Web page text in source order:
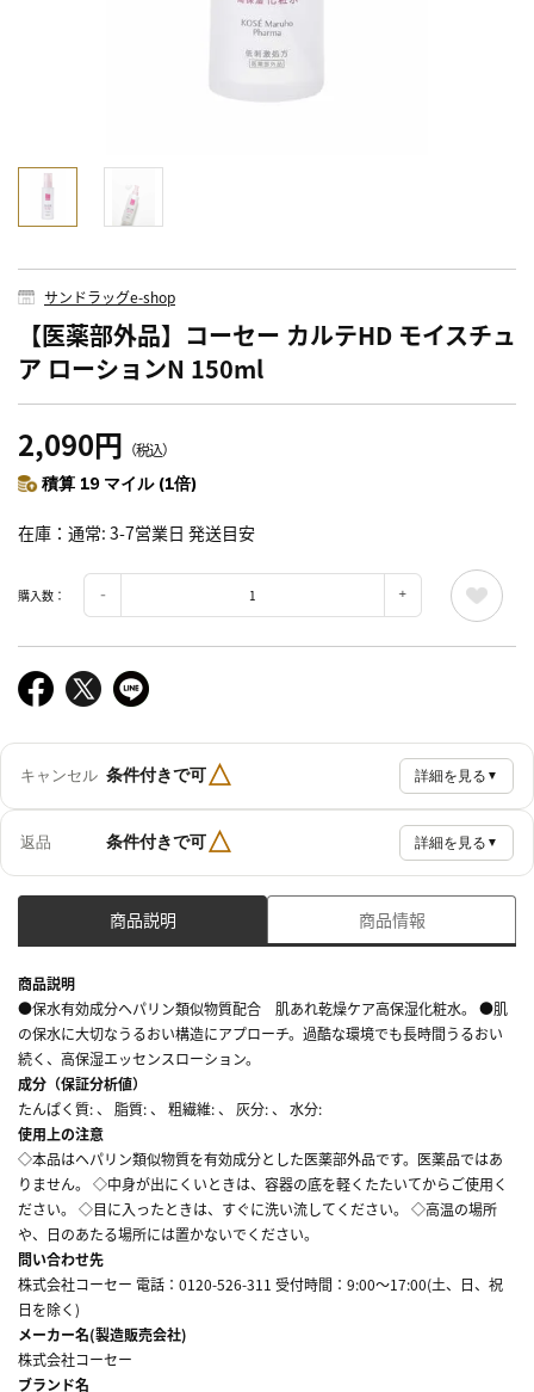
サンドラッグe-shop
【医薬部外品】コーセー カルテHD モイスチュ
ア ローションN 150ml
2,090円 （税込）
積算 19 マイル (1倍)
在庫 通常: 3-7営業日 発送目安
購入数：
キャンセル 条件付きで可△ 詳細を見る ▼
返品 条件付きで可△ 詳細を見る ▼
商品説明 商品情報
商品説明
●保水有効成分ヘパリン類似物質配合 肌あれ乾燥ケア高保湿化粧水。 ●肌
の保水に大切なうるおい構造にアプローチ。過酷な環境でも長時間うるおい
続く、高保湿エッセンスローション。
成分（保証分析値）
たんぱく質: 、 脂質: 、 粗繊維: 、 灰分: 、 水分:
使用上の注意
◇本品はヘパリン類似物質を有効成分とした医薬部外品です。医薬品ではあ
りません。 ◇中身が出にくいときは、容器の底を軽くたたいてからご使用く
ださい。 ◇目に入ったときは、すぐに洗い流してください。 ◇高温の場所
や、日のあたる場所には置かないでください。
問い合わせ先
株式会社コーセー 電話：0120-526-311 受付時間：9:00～17:00(土、日、祝
日を除く)
メーカー名(製造販売会社)
株式会社コーセー
ブランド名